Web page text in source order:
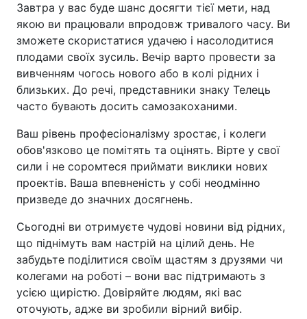
Завтра у вас буде шанс досягти тієї мети, над
якою ви працювали впродовж тривалого часу. Ви
зможете скористатися удачею і насолодитися
плодами своїх зусиль. Вечір варто провести за
вивченням чогось нового або в колі рідних і
близьких. До речі, представники знаку Телець
часто бувають досить самозакоханими.
Ваш рівень професіоналізму зростає, і колеги
обов'язково це помітять та оцінять. Вірте у свої
сили і не соромтеся приймати виклики нових
проектів. Ваша впевненість у собі неодмінно
призведе до значних досягнень.
Сьогодні ви отримуєте чудові новини від рідних,
що піднімуть вам настрій на цілий день. Не
забудьте поділитися своїм щастям з друзями чи
колегами на роботі – вони вас підтримають з
усією щирістю. Довіряйте людям, які вас
оточують, адже ви зробили вірний вибір.